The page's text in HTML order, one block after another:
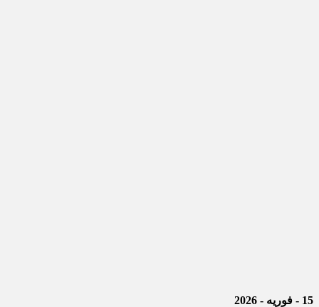
15 - فوریه - 2026